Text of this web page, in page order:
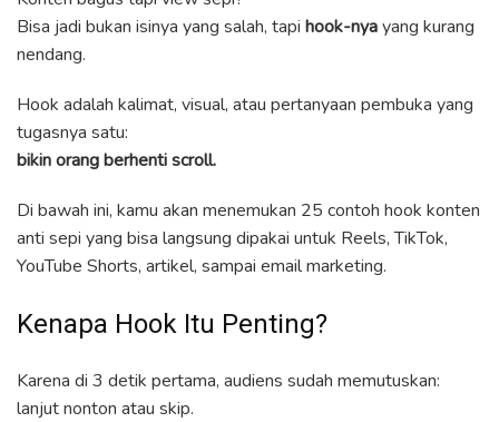
Bisa jadi bukan isinya yang salah, tapi hook-nyayang kurang
nendang.
Hook adalah kalimat, visual, atau pertanyaan pembuka yang
tugasnya satu:
bikin orang berhenti scroll.
Di bawah ini, kamu akan menemukan 25 contoh hook konten
anti sepi yang bisa langsung dipakai untuk Reels, TikTok,
YouTube Shorts, artikel, sampai email marketing.
Kenapa Hook Itu Penting?
Karena di 3 detik pertama, audiens sudah memutuskan:
lanjut nonton atau skip.